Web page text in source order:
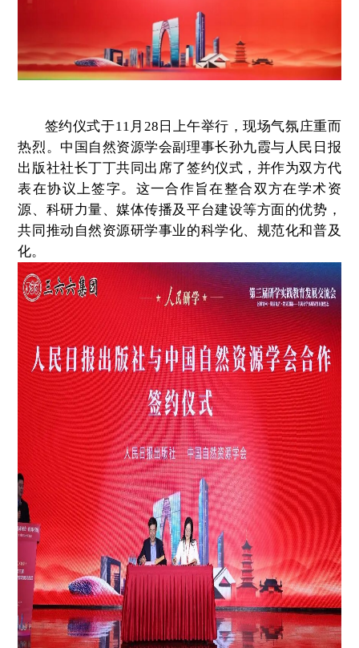
签约仪式于11月28日上午举行，现场气氛庄重而
热烈。中国自然资源学会副理事长孙九霞与人民日报
出版社社长丁丁共同出席了签约仪式，并作为双方代
表在协议上签字。这一合作旨在整合双方在学术资
源、科研力量、媒体传播及平台建设等方面的优势，
共同推动自然资源研学事业的科学化、规范化和普及
化。